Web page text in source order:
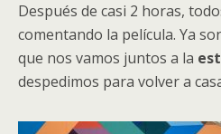
Después de casi 2 horas,
comentando la película. Ya
que nos vamos juntos a la
despedimos para volver a